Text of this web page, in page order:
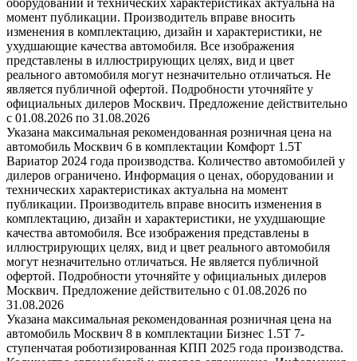
оборудовании и технических характеристиках актуальна на
момент публикации. Производитель вправе вносить
изменения в комплектацию, дизайн и характеристики, не
ухудшающие качества автомобиля. Все изображения
представлены в иллюстрирующих целях, вид и цвет
реального автомобиля могут незначительно отличаться. Не
является публичной офертой. Подробности уточняйте у
официальных дилеров Москвич. Предложение действительно
с 01.08.2026 по 31.08.2026
Указана максимальная рекомендованная розничная цена на
автомобиль Москвич 6 в комплектации Комфорт 1.5T
Вариатор 2024 года производства. Количество автомобилей у
дилеров ограничено. Информация о ценах, оборудовании и
технических характеристиках актуальна на момент
публикации. Производитель вправе вносить изменения в
комплектацию, дизайн и характеристики, не ухудшающие
качества автомобиля. Все изображения представлены в
иллюстрирующих целях, вид и цвет реального автомобиля
могут незначительно отличаться. Не является публичной
офертой. Подробности уточняйте у официальных дилеров
Москвич. Предложение действительно с 01.08.2026 по
31.08.2026
Указана максимальная рекомендованная розничная цена на
автомобиль Москвич 8 в комплектации Бизнес 1.5T 7-
ступенчатая роботизированная КПП 2025 года производства.